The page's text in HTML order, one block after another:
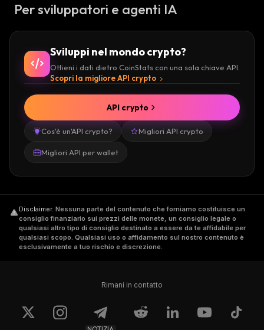
Per sviluppatori e agenti IA
Sviluppi nel mondo crypto?
Ottieni i dati dietro CoinStats con una sola chiave API.
Scopri la migliore API crypto
Cos'è un'API crypto? Migliori API crypto
Migliori API per wallet
API crypto
Disclaimer. Nessuna parte del contenuto che forniamo costituisce un
consiglio finanziario sui prezzi delle monete, un consiglio legale o
qualsiasi altro tipo di consiglio destinato a essere da te affidabile per
qualsiasi scopo. Qualsiasi uso o affidamento sul nostro contenuto è
esclusivamente a tuo rischio e discrezione.
Rimani in contatto